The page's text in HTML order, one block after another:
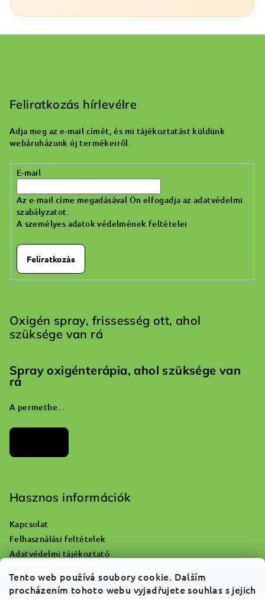
Tento web používá soubory cookie. Dalším
procházením tohoto webu vyjadřujete souhlas s jejich
Feliratkozás hírlevélre
Adja meg az e-mail címét, és mi tájékoztatást küldünk
webáruházunk új termékeiről.
E-mail
Az e-mail címe megadásával Ön elfogadja az adatvédelmi
szabályzatot.
A személyes adatok védelmének feltételei
Feliratkozás
Oxigén spray, frissesség ott, ahol
szüksége van rá
Spray oxigénterápia, ahol szüksége van
rá
A permetbe...
Hasznos információk
Kapcsolat
Felhasználási feltételek
Adatvédelmi tájékoztató
Reklamáció és áruvisszaküldés